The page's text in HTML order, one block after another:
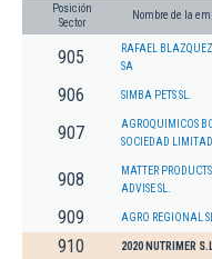
Posición
Sector
Nombre de la
905
RAFAEL
SA
906 SIMBA PETS SL.
907
AGROQUIMICOS
SOCIEDAD
908
MATTER
ADVISE SL.
909 AGRO REGIONAL SL
910 2020 NUTRIMER